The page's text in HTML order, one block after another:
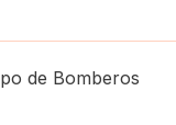
de Bomberos